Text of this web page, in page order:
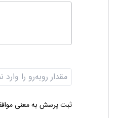
ثبت پرسش به معنی